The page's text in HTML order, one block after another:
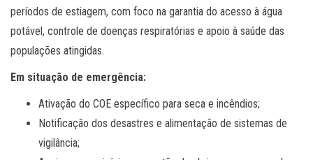
períodos de estiagem, com foco na garantia do acesso à água
potável, controle de doenças respiratórias e apoio à saúde das
populações atingidas.
Em situação de emergência:
Ativação do COE específico para seca e incêndios;
Notificação dos desastres e alimentação de sistemas de
vigilância;